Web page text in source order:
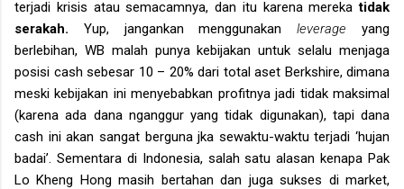
terjadi krisis atau semacamnya, dan itu karena merekatidak
serakah. Yup, jangankan menggunakanleverageyang
berlebihan, WB malah punya kebijakan untuk selalu menjaga
posisi cash sebesar 10 – 20% dari total aset Berkshire, dimana
meski kebijakan ini menyebabkan profitnya jadi tidak maksimal
(karena ada dana nganggur yang tidak digunakan), tapi dana
cash ini akan sangat berguna jka sewaktu-waktu terjadi ‘hujan
badai’. Sementara di Indonesia, salah satu alasan kenapa Pak
Lo Kheng Hong masih bertahan dan juga sukses di market,